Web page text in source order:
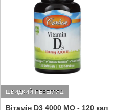
Вітамін D3 4000 МО - 120 кап
ШВИДКИЙ ПЕРЕГЛЯД